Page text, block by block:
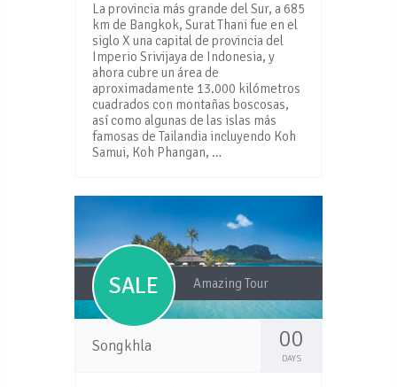
La provincia más grande del Sur, a 685
km de Bangkok, Surat Thani fue en el
siglo X una capital de provincia del
Imperio Srivijaya de Indonesia, y
ahora cubre un área de
aproximadamente 13.000 kilómetros
cuadrados con montañas boscosas,
así como algunas de las islas más
famosas de Tailandia incluyendo Koh
Samui, Koh Phangan, …
SALE Amazing Tour
Songkhla 00
DAYS